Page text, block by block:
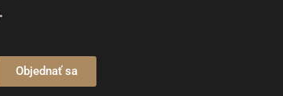
Objednať sa